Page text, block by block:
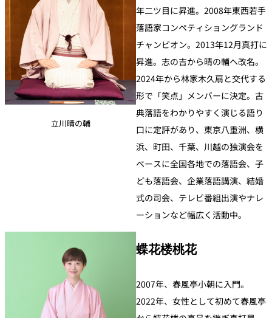
立川晴の輔
年二ツ目に昇進。2008年東西若手
落語家コンペティショングランド
チャンピオン。2013年12月真打に
昇進。志の吉から晴の輔へ改名。
2024年から林家木久扇と交代する
形で「笑点」メンバーに決定。古
典落語をわかりやすく演じる語り
口に定評があり、東京八重洲、横
浜、町田、千葉、川越の独演会を
ベースに全国各地での落語会、子
ども落語会、企業落語講演、結婚
式の司会、テレビ番組出演やナレ
ーションなど幅広く活動中。
蝶花楼桃花
2007年、春風亭小朝に入門。
2022年、女性として初めて春風亭